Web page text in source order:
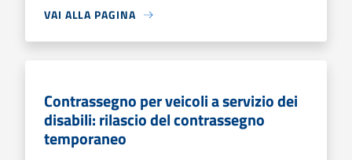
VAI ALLA PAGINA
Contrassegno per veicoli a servizio dei
disabili: rilascio del contrassegno
temporaneo